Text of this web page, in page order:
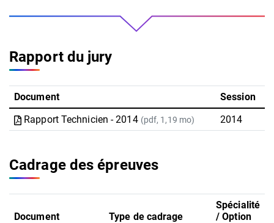
Rapport du jury
Document
Session
Rapport Technicien - 2014 (pdf, 1,19 mo) 2014
Cadrage des épreuves
Document Type de cadrage
Spécialité
/ Option